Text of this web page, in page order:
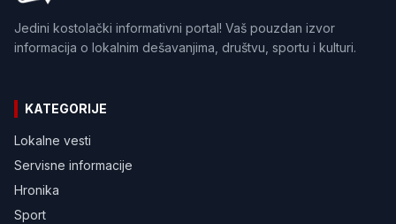
Jedini kostolački informativni portal! Vaš pouzdan izvor
informacija o lokalnim dešavanjima, društvu, sportu i kulturi.
KATEGORIJE
Lokalne vesti
Servisne informacije
Hronika
Sport